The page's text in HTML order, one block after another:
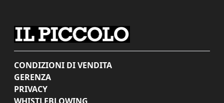
CONDIZIONI DI VENDITA
GERENZA
PRIVACY